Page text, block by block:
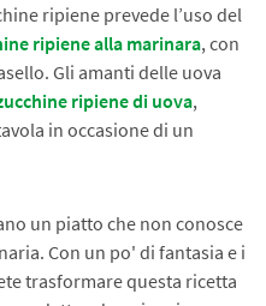
ripiene prevede l’uso del
ripiene alla marinara, con
Gli amanti delle uova
ripiene di uova,
in occasione di un
un piatto che non conosce
Con un po' di fantasia e i
trasformare questa ricetta